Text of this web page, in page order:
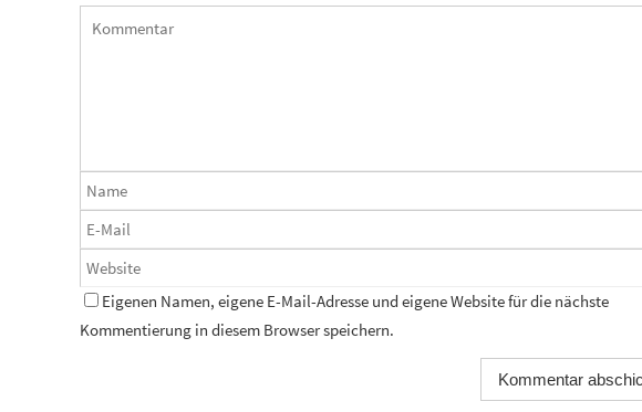
Eigenen Namen, eigene E-Mail-Adresse und eigene Website für die nächste
Kommentierung in diesem Browser speichern.